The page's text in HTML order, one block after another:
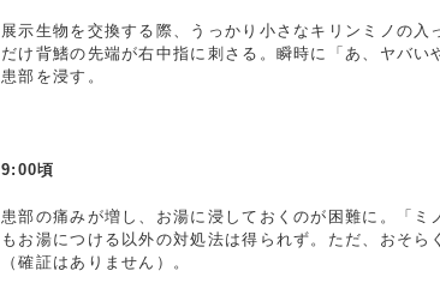
展示生物を交換する際、うっかり小さなキリンミノの
だけ背鰭の先端が右中指に刺さる。瞬時に「あ、ヤバ
患部を浸す。
9:00頃
患部の痛みが増し、お湯に浸しておくのが困難に。「
もお湯につける以外の対処法は得られず。ただ、おそ
（確証はありません）。